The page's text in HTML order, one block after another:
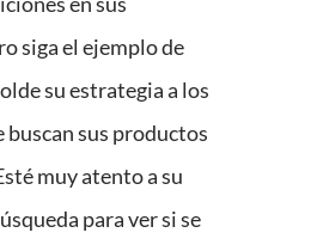
siga el ejemplo de
su estrategia a los
buscan sus productos
muy atento a su
para ver si se